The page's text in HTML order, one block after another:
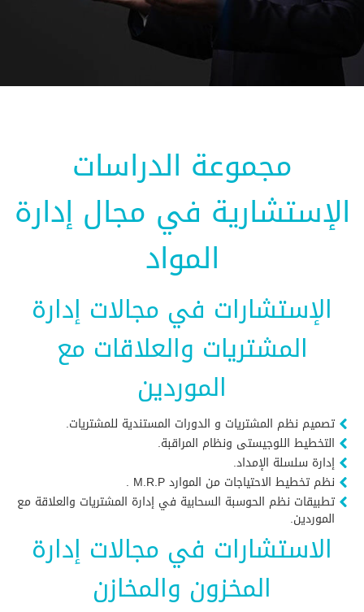
مجموعة الدراسات
الإستشارية في مجال إدارة
المواد
الإستشارات في مجالات إدارة
المشتريات والعلاقات مع
الموردين
تصميم نظم المشتريات و الدورات المستندية للمشتريات.
التخطيط اللوجيستى ونظام المراقبة.
إدارة سلسلة الإمداد.
نظم تخطيط الاحتياجات من الموارد M.R.P .
تطبيقات نظم الحوسبة السحابية في إدارة المشتريات والعلاقة مع
الموردين.
الاستشارات في مجالات إدارة
المخزون والمخازن